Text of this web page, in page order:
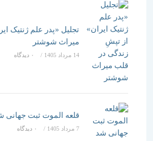
تجلیل «پدر علم ژنتیک ایران»
میراث شوشتر
14 مرداد 1405 / ۰ دیدگاه
قلعه الموت ثبت جهانی شد
/ ۰ دیدگاه